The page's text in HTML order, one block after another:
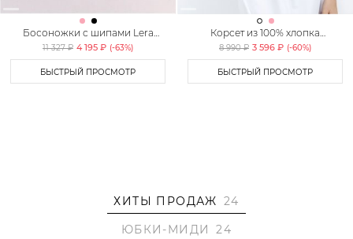
Босоножки с шипами Lera
Nena Unreal
11 327 ₽ 4 195 ₽ (-63%)
БЫСТРЫЙ ПРОСМОТР
Корсет из 100% хлопка
TOPTOP STUDIO
8 990 ₽ 3 596 ₽ (-60%)
БЫСТРЫЙ ПРОСМОТР
ХИТЫ ПРОДАЖ 24
ЮБКИ-МИДИ
24